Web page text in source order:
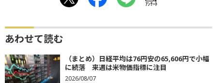
ｱﾝｹｰﾄ
あわせて読む
（まとめ）日経平均は76円安の65,606円で小幅
に続落 来週は米物価指標に注目
2026/08/07